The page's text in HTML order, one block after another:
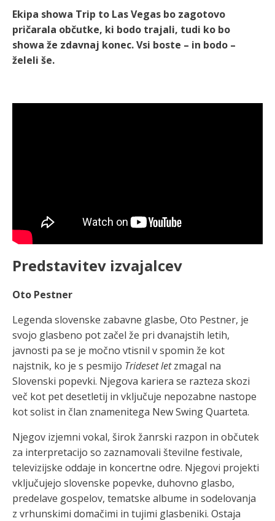
Ekipa showa Trip to Las Vegas bo zagotovo
pričarala občutke, ki bodo trajali, tudi ko bo
showa že zdavnaj konec. Vsi boste – in bodo –
želeli še.
Predstavitev izvajalcev
Oto Pestner
Legenda slovenske zabavne glasbe, Oto Pestner, je
svojo glasbeno pot začel že pri dvanajstih letih,
javnosti pa se je močno vtisnil v spomin že kot
najstnik, ko je s pesmijo Trideset letzmagal na
Slovenski popevki. Njegova kariera se razteza skozi
več kot pet desetletij in vključuje nepozabne nastope
kot solist in član znamenitega New Swing Quarteta.
Njegov izjemni vokal, širok žanrski razpon in občutek
za interpretacijo so zaznamovali številne festivale,
televizijske oddaje in koncertne odre. Njegovi projekti
vključujejo slovenske popevke, duhovno glasbo,
predelave gospelov, tematske albume in sodelovanja
z vrhunskimi domačimi in tujimi glasbeniki. Ostaja